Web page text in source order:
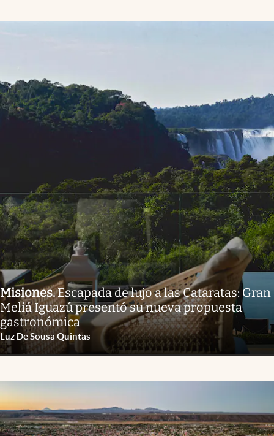
Misiones.Escapada de lujo a las Cataratas: Gran
Meliá Iguazú presentó su nueva propuesta
gastronómica
Luz De Sousa Quintas